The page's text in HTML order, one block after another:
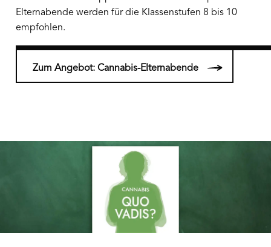
Elternabende werden für die Klassenstufen 8 bis 10
empfohlen.
Zum Angebot: Cannabis-Elternabende